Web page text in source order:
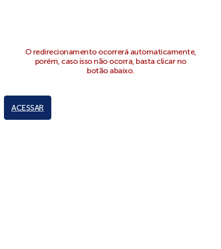
O redirecionamento ocorrerá automaticamente,
porém, caso isso não ocorra, basta clicar no
botão abaixo.
ACESSAR